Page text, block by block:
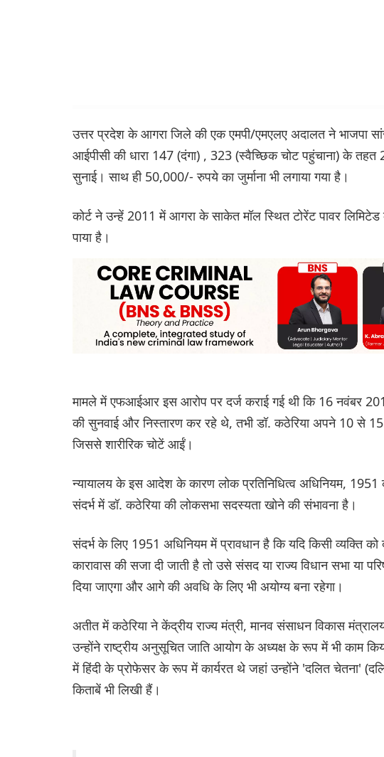
उत्तर प्रदेश के आगरा जिले की एक एमपी/एमएलए अदालत ने भाजपा
आईपीसी की धारा 147 (दंगा) , 323 (स्वैच्छिक चोट पहुंचाना) के
सुनाई। साथ ही 50,000/- रुपये का जुर्माना भी लगाया गया है।
कोर्ट ने उन्हें 2011 में आगरा के साकेत मॉल स्थित टोरेंट पावर
पाया है।
मामले में एफआईआर इस आरोप पर दर्ज कराई गई थी कि 16 नवंबर
की सुनवाई और निस्तारण कर रहे थे, तभी डॉ. कठेरिया अपने 10 से
जिससे शारीरिक चोटें आईं।
न्यायालय के इस आदेश के कारण लोक प्रतिनिधित्व अधिनियम,
संदर्भ में डॉ. कठेरिया की लोकसभा सदस्यता खोने की संभावना है।
संदर्भ के लिए 1951 अधिनियम में प्रावधान है कि यदि किसी व्यक्ति
कारावास की सजा दी जाती है तो उसे संसद या राज्य विधान सभा या
दिया जाएगा और आगे की अवधि के लिए भी अयोग्य बना रहेगा।
अतीत में कठेरिया ने केंद्रीय राज्य मंत्री, मानव संसाधन विकास
उन्होंने राष्ट्रीय अनुसूचित जाति आयोग के अध्यक्ष के रूप में भी काम
में हिंदी के प्रोफेसर के रूप में कार्यरत थे जहां उन्होंने 'दलित चेतना'
किताबें भी लिखी हैं।